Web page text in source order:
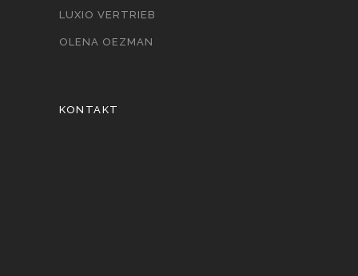
LUXIO VERTRIEB
OLENA OEZMAN
KONTAKT